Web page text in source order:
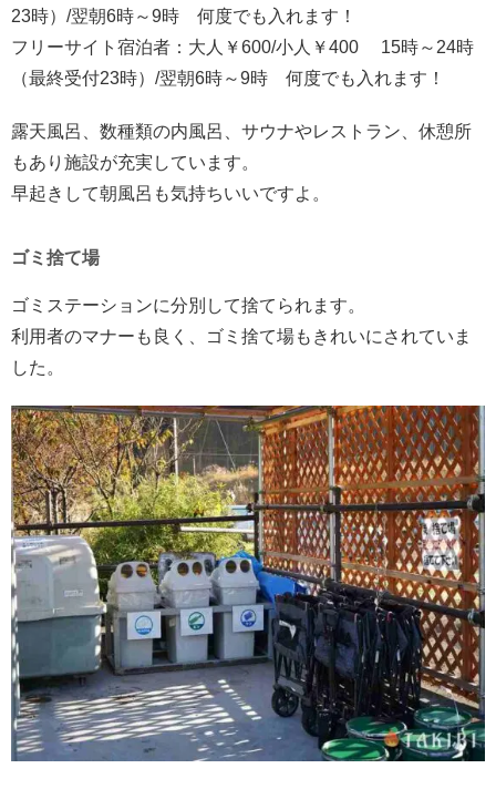
23時）/翌朝6時～9時 何度でも入れます！
フリーサイト宿泊者：大人￥600/小人￥400 15時～24時
（最終受付23時）/翌朝6時～9時 何度でも入れます！
露天風呂、数種類の内風呂、サウナやレストラン、休憩所
もあり施設が充実しています。
早起きして朝風呂も気持ちいいですよ。
ゴミ捨て場
ゴミステーションに分別して捨てられます。
利用者のマナーも良く、ゴミ捨て場もきれいにされていま
した。